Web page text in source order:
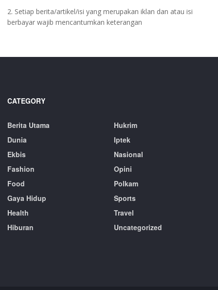
2. Setiap berita/artikel/isi yang merupakan iklan dan atau isi
berbayar wajib mencantumkan keterangan
CATEGORY
Berita Utama
Dunia
Ekbis
Fashion
Food
Gaya Hidup
Health
Hiburan
Hukrim
Iptek
Nasional
Opini
Polkam
Sports
Travel
Uncategorized